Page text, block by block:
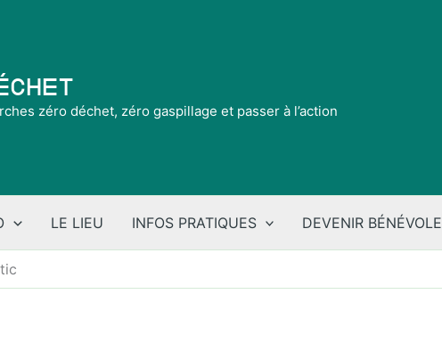
zéro déchet, zéro gaspillage et passer à l’action
LE LIEU INFOS PRATIQUES DEVENIR BÉNÉVOLE